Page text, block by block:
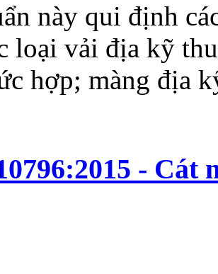
này qui định
loại vải địa kỹ
hợp; màng địa
- Cát